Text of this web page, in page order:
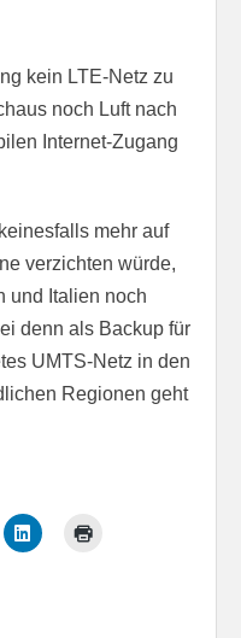
kein LTE-Netz zu
noch Luft nach
Internet-Zugang
mehr auf
verzichten würde,
und Italien noch
denn als Backup für
UMTS-Netz in den
Regionen geht